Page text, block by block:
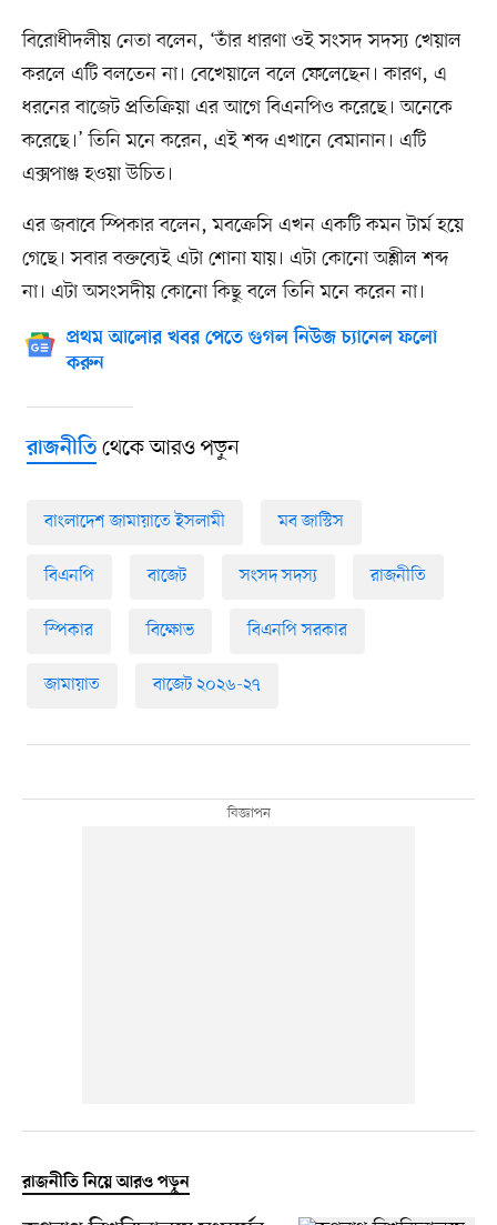
বিরোধীদলীয় নেতা বলেন, ‘তাঁর ধারণা ওই সংসদ সদস্য খেয়াল
করলে এটি বলতেন না। বেখেয়ালে বলে ফেলেছেন। কারণ, এ
ধরনের বাজেট প্রতিক্রিয়া এর আগে বিএনপিও করেছে। অনেকে
করেছে।’ তিনি মনে করেন, এই শব্দ এখানে বেমানান। এটি
এক্সপাঞ্জ হওয়া উচিত।
এর জবাবে স্পিকার বলেন, মবক্রেসি এখন একটি কমন টার্ম হয়ে
গেছে। সবার বক্তব্যেই এটা শোনা যায়। এটা কোনো অশ্লীল শব্দ
না। এটা অসংসদীয় কোনো কিছু বলে তিনি মনে করেন না।
প্রথম আলোর খবর পেতে গুগল নিউজ চ্যানেল ফলো
করুন
রাজনীতিথেকে আরও পড়ুন
বাংলাদেশ জামায়াতে ইসলামী মব জাস্টিস
বিএনপি বাজেট সংসদ সদস্য রাজনীতি
স্পিকার বিক্ষোভ বিএনপি সরকার
জামায়াত বাজেট ২০২৬-২৭
রাজনীতি নিয়ে আরও পড়ুন